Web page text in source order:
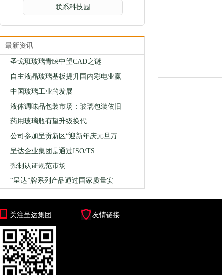
联系科技园
最新资讯
圣戈班玻璃青睐中望CAD之谜
自主液晶玻璃基板提升国内彩电业赢
中国玻璃工业的发展
液体调味品包装市场：玻璃包装依旧
药用玻璃瓶有望升级换代
公司参加呈贡新区“迎新年庆元旦万
呈达企业集团是通过ISO/TS
强制认证规范市场
“呈达”牌系列产品通过国家质量安
关注呈达集团 友情链接